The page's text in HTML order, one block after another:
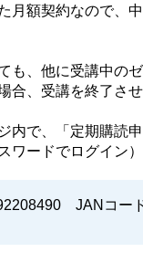
月額契約なので、
も、他に受講中の
合、受講を終了さ
内で、「定期購読
ワードでログイン）
JANコー